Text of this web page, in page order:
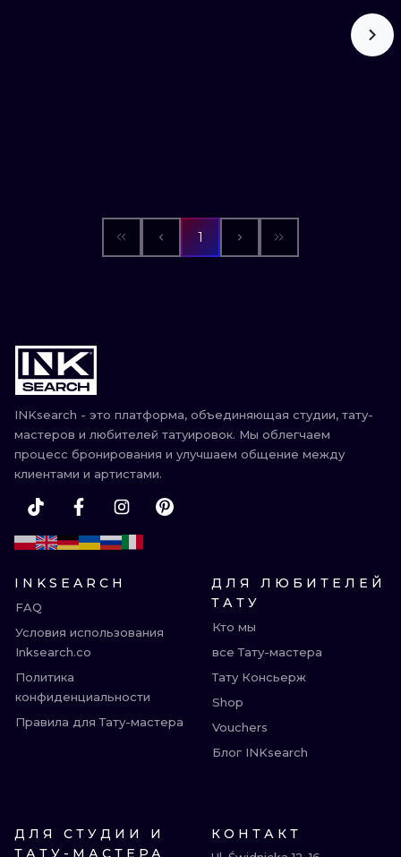
1
INKsearch - это платформа, объединяющая студии, тату-
мастеров и любителей татуировок. Мы облегчаем
процесс бронирования и улучшаем общение между
клиентами и артистами.
INKSEARCH
FAQ
Условия использования
Inksearch.co
Политика
конфиденциальности
Правила для Тату-мастера
ДЛЯ ЛЮБИТЕЛЕЙ
ТАТУ
Кто мы
все Тату-мастера
Тату Консьерж
Shop
Vouchers
Блог INKsearch
ДЛЯ СТУДИИ И
ТАТУ-МАСТЕРА
КОНТАКТ